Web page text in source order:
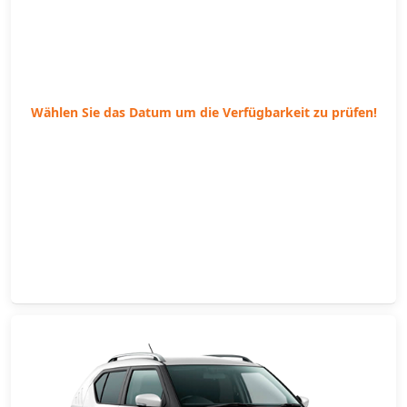
Wählen Sie das Datum um die Verfügbarkeit zu prüfen!